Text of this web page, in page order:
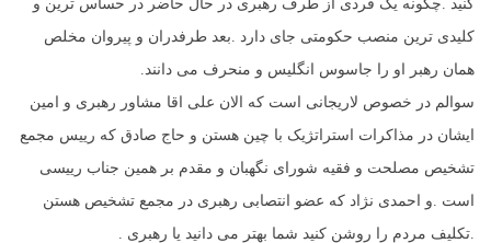
کنید .چگونه یک فردی از طرف رهبری در حال حاضر در حساس ترین و
کلیدی ترین منصب حکومتی جای دارد .بعد طرفدران و پیروان مخلص
همان رهبر او را جاسوس انگلیس و منحرف می دانند.
سوالم در خصوص لاریجانی است که الان علی اقا مشاور رهبری و امین
ایشان در مذاکرات استراتژیک با چین هستن و حاج صادق که رییس مجمع
تشخیص مصلحت و فقیه شورای نگهبان و مقدم بر همین جناب رییسی
است .و احمدی نژاد که عضو انتصابی رهبری در مجمع تشخیص هستن
.تکلیف مردم را روشن کنید شما بهتر می دانید یا رهبری .